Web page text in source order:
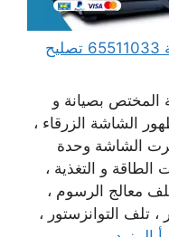
مهندس كمبيوتر العارضية الصناعية 65511033 تصليح
المختص بصيانة و
الشاشة الزرقاء ،
الشاشة وحدة
و التغذية ،
معالج الرسوم ،
تلف التوانزستور ،